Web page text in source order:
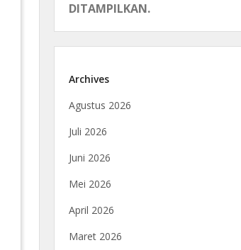
DITAMPILKAN.
Archives
Agustus 2026
Juli 2026
Juni 2026
Mei 2026
April 2026
Maret 2026